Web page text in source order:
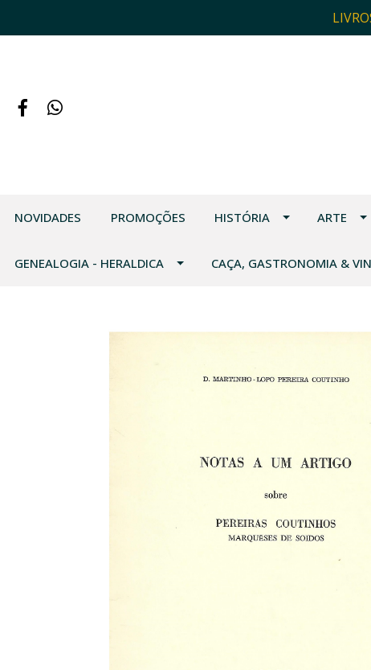
NOVIDADES PROMOÇÕES HISTÓRIA ARTE
GENEALOGIA - HERALDICA CAÇA, GASTRONOMIA &